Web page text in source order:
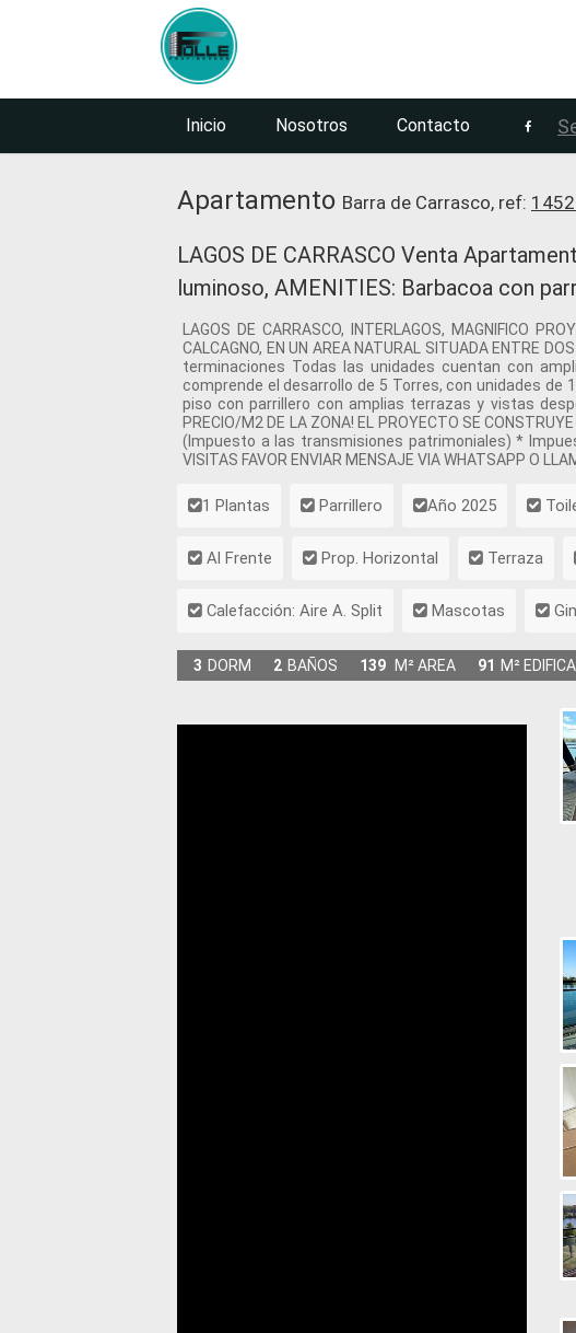
Inicio Nosotros Contacto
Apartamento Barra de Carrasco, ref:
LAGOS DE CARRASCO Venta
luminoso, AMENITIES: Barbacoa con
LAGOS DE CARRASCO, INTERLAGOS, MAGNIFICO
CALCAGNO, EN UN AREA NATURAL SITUADA
terminaciones Todas las unidades cuentan con
comprende el desarrollo de 5 Torres, con unidades de
piso con parrillero con amplias terrazas y vistas
PRECIO/M2 DE LA ZONA! EL PROYECTO SE
(Impuesto a las transmisiones patrimoniales) *
VISITAS FAVOR ENVIAR MENSAJE VIA WHATSAPP O
1 Plantas Parrillero Año 2025
Al Frente Prop. Horizontal Terraza
Calefacción: Aire A. Split Mascotas
3 DORM 2 BAÑOS 139 M² AREA 91 M²